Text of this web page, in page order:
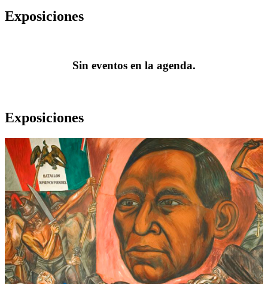
Exposiciones
Sin eventos en la agenda.
Exposiciones